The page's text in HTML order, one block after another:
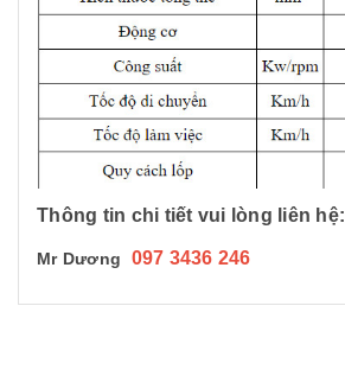
Thông tin chi tiết vui lòng liên hệ:
Mr Dương 097 3436 246